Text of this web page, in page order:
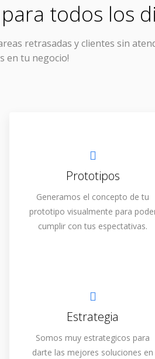
todos los
retrasadas y clientes sin
en tu negocio!
Prototipos
Generamos el concepto de tu
prototipo visualmente para
cumplir con tus espectativas.
Estrategia
Somos muy estrategicos para
darte las mejores soluciones en